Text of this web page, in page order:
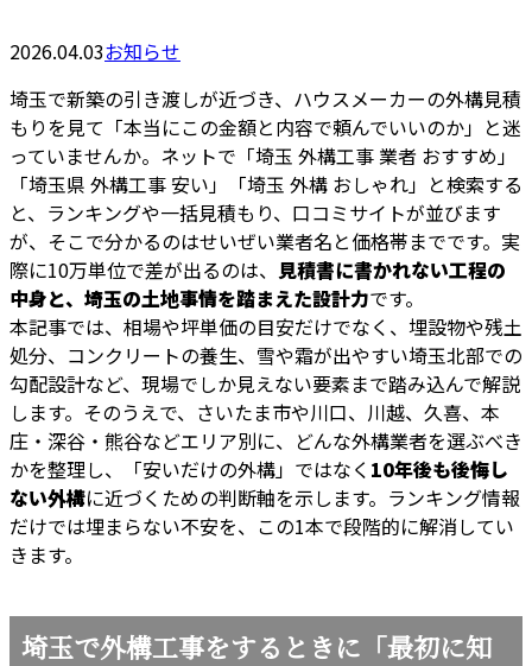
2026.04.03お知らせ
埼玉で新築の引き渡しが近づき、ハウスメーカーの外構見積
もりを見て「本当にこの金額と内容で頼んでいいのか」と迷
っていませんか。ネットで「埼玉 外構工事 業者 おすすめ」
「埼玉県 外構工事 安い」「埼玉 外構 おしゃれ」と検索する
と、ランキングや一括見積もり、口コミサイトが並びます
が、そこで分かるのはせいぜい業者名と価格帯までです。実
際に10万単位で差が出るのは、 見積書に書かれない工程の
中身と、埼玉の土地事情を踏まえた設計力です。
本記事では、相場や坪単価の目安だけでなく、埋設物や残土
処分、コンクリートの養生、雪や霜が出やすい埼玉北部での
勾配設計など、現場でしか見えない要素まで踏み込んで解説
します。そのうえで、さいたま市や川口、川越、久喜、本
庄・深谷・熊谷などエリア別に、どんな外構業者を選ぶべき
かを整理し、「安いだけの外構」ではなく 10年後も後悔し
ない外構に近づくための判断軸を示します。ランキング情報
だけでは埋まらない不安を、この1本で段階的に解消してい
きます。
埼玉で外構工事をするときに「最初に知